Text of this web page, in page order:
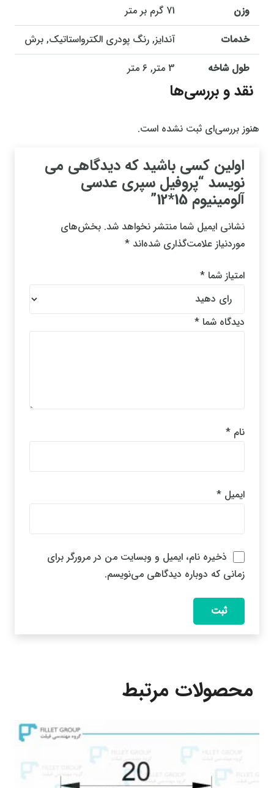
وزن
71 گرم بر متر
خدمات
آندایز, رنگ پودری الکترواستاتیک, برش
طول شاخه
3 متر, 6 متر
نقد و بررسی‌ها
هنوز بررسی‌ای ثبت نشده است.
اولین کسی باشید که دیدگاهی می
نویسد “پروفیل سپری عدسی
آلومینیوم 15*12”
نشانی ایمیل شما منتشر نخواهد شد. بخش‌های
موردنیاز علامت‌گذاری شده‌اند *
امتیاز شما *
دیدگاه شما *
نام *
ایمیل *
ذخیره نام، ایمیل و وبسایت من در مرورگر برای
زمانی که دوباره دیدگاهی می‌نویسم.
محصولات مرتبط